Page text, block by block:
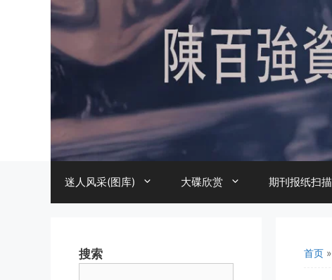
迷人风采(图库) 大碟欣赏 期刊报纸扫描
首页 »
搜索